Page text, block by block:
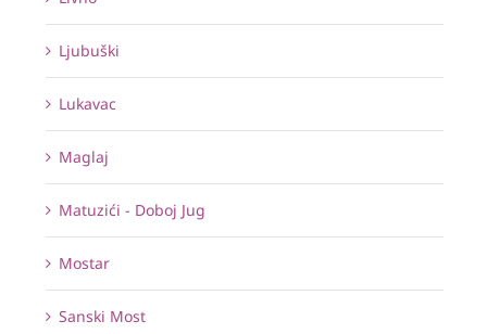
Ljubuški
Lukavac
Maglaj
Matuzići - Doboj Jug
Mostar
Sanski Most